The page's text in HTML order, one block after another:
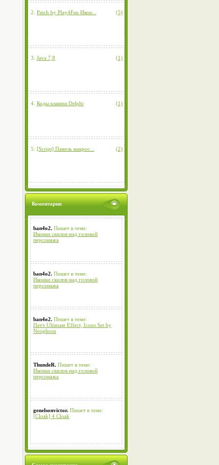
2. Patch by Play4Fan Икон... (5)
3. Java 7,8 (1)
4. Коды клавиш Delphi (1)
5. [Script] Панель макрос... (2)
Коментарии
ban4o2. Пишет в теме:
Иконки скилов над головой
персонажа
ban4o2. Пишет в теме:
Иконки скилов над головой
персонажа
ban4o2. Пишет в теме:
Патч Ultimate Effect, Icons Set by
Neophron
ThundeR. Пишет в теме:
Иконки скилов над головой
персонажа
genelsonvictor. Пишет в теме:
[Cloak] 4 Cloak